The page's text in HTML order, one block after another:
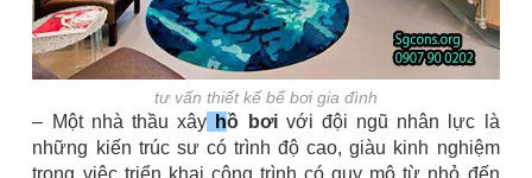
tư vấn thiết kế bể bơi gia đình
– Một nhà thầu xây hồ bơivới đội ngũ nhân lực là
những kiến trúc sư có trình độ cao, giàu kinh nghiệm
trong việc triển khai công trình có quy mô từ nhỏ đến